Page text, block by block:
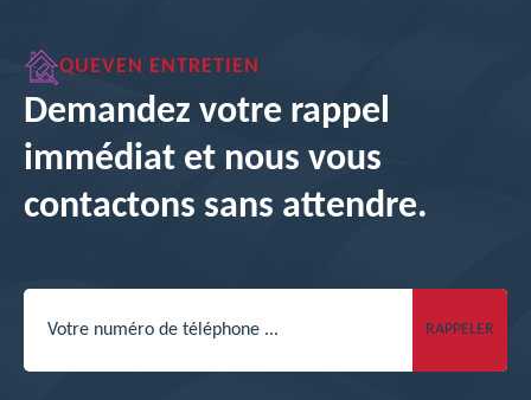
QUEVEN ENTRETIEN
Demandez votre rappel
immédiat et nous vous
contactons sans attendre.